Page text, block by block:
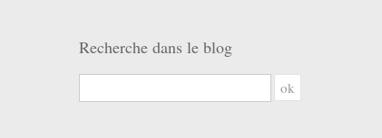
Recherche dans le blog
ok